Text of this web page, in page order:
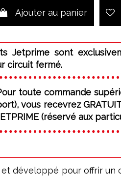
Ajouter au panier
Jetprime sont
circuit fermé.
toute commande
vous recevrez
(réservé aux
développé pour offrir un